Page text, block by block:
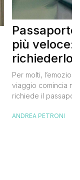
più veloce:
richiederlo
Per molti,
viaggio comincia
richiede il
ottenimento di
ANDREA PETRONI